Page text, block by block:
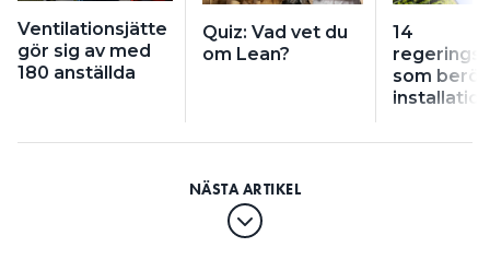
Ventilationsjätte
gör sig av med
180 anställda
Quiz: Vad vet du
om Lean?
14
som berör